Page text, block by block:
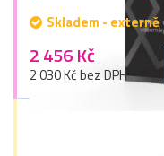
Skladem - externě
2 456 Kč
2 030 Kč bez DPH